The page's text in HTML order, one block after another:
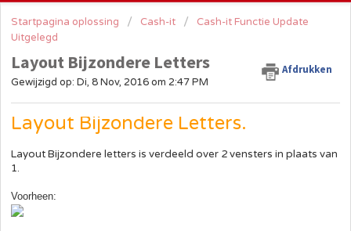
Startpagina oplossing Cash-it
Cash-it Functie Update
Uitgelegd
Layout Bijzondere Letters Afdrukken
Gewijzigd op: Di, 8 Nov, 2016 om 2:47 PM
Layout Bijzondere Letters.
Layout Bijzondere letters is verdeeld over 2 vensters in plaats van
1.
Voorheen: